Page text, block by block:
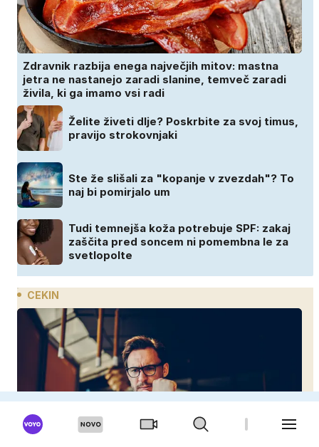
Zdravnik razbija enega največjih mitov: mastna
jetra ne nastanejo zaradi slanine, temveč zaradi
živila, ki ga imamo vsi radi
Želite živeti dlje? Poskrbite za svoj timus,
pravijo strokovnjaki
Ste že slišali za "kopanje v zvezdah"? To
naj bi pomirjalo um
Tudi temnejša koža potrebuje SPF: zakaj
zaščita pred soncem ni pomembna le za
svetlopolte
CEKIN